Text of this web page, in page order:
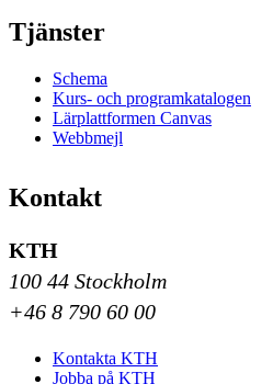
Tjänster
Schema
Kurs- och programkatalogen
Lärplattformen Canvas
Webbmejl
Kontakt
KTH
100 44 Stockholm
+46 8 790 60 00
Kontakta KTH
Jobba på KTH